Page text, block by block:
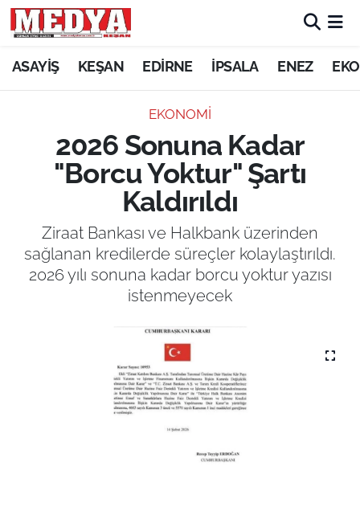
ASAYİŞ KEŞAN EDİRNE İPSALA ENEZ
EKONOMİ
2026 Sonuna Kadar
"Borcu Yoktur" Şartı
Kaldırıldı
Ziraat Bankası ve Halkbank üzerinden
sağlanan kredilerde süreçler kolaylaştırıldı.
2026 yılı sonuna kadar borcu yoktur yazısı
istenmeyecek
KEŞAN
ASAYİŞ
SİYASET
GÜNDEM
EKONOMİ
TARIM VE HAYVANCILIK